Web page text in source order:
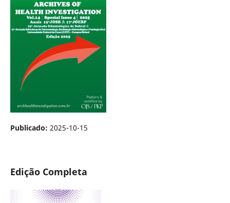
Publicado: 2025-10-15
Edição Completa